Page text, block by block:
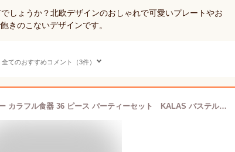
しょうか？北欧デザインのおしゃれで可愛いプレートやお
きのこないデザインです。
全てのおすすめコメント（3件）
【IKEA】【イケア】 パステルカラー カラフル食器 36 ピース パーティーセット KALAS パステルカラー